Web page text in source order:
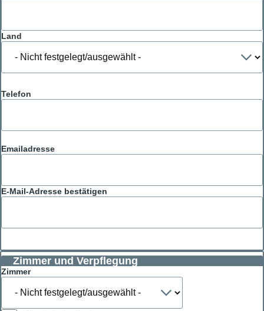
Land
Telefon
Emailadresse
Emailadresse
E-Mail-Adresse bestätigen
Zimmer und Verpflegung
Zimmer